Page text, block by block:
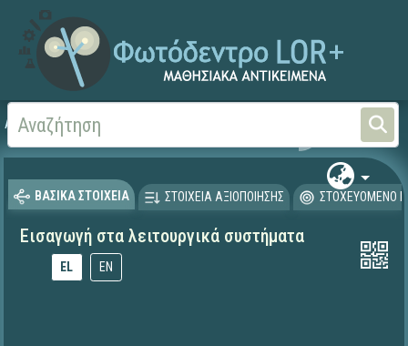
Αρχική
ΒΑΣΙΚΑ ΣΤΟΙΧΕΙΑ ΣΤΟΙΧΕΙΑ ΑΞΙΟΠΟΙΗΣΗΣ ΣΤΟΧΕΥΟΜΕΝΟ
Εισαγωγή στα λειτουργικά συστήματα
EL EN